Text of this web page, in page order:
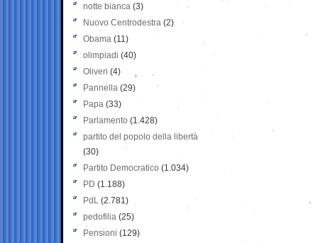
notte bianca (3)
Nuovo Centrodestra (2)
Obama (11)
olimpiadi (40)
Oliveri (4)
Pannella (29)
Papa (33)
Parlamento (1.428)
partito del popolo della libertà
(30)
Partito Democratico (1.034)
PD (1.188)
PdL (2.781)
pedofilia (25)
Pensioni (129)